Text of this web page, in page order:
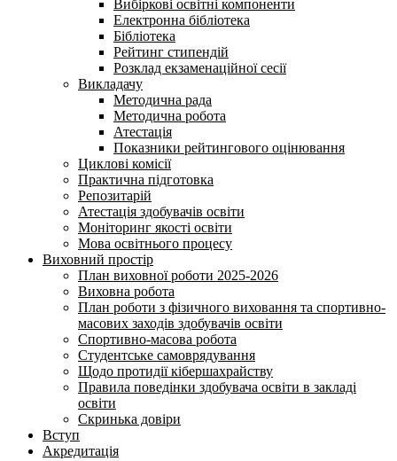
Вибіркові освітні компоненти
Електронна бібліотека
Бібліотека
Рейтинг стипендій
Розклад екзаменаційної сесії
Викладачу
Методична рада
Методична робота
Атестація
Показники рейтингового оцінювання
Циклові комісії
Практична підготовка
Репозитарій
Атестація здобувачів освіти
Моніторинг якості освіти
Мова освітнього процесу
Виховний простір
План виховної роботи 2025-2026
Виховна робота
План роботи з фізичного виховання та спортивно-
масових заходів здобувачів освіти
Спортивно-масова робота
Студентське самоврядування
Щодо протидії кібершахрайству
Правила поведінки здобувача освіти в закладі
освіти
Скринька довіри
Вступ
Акредитація